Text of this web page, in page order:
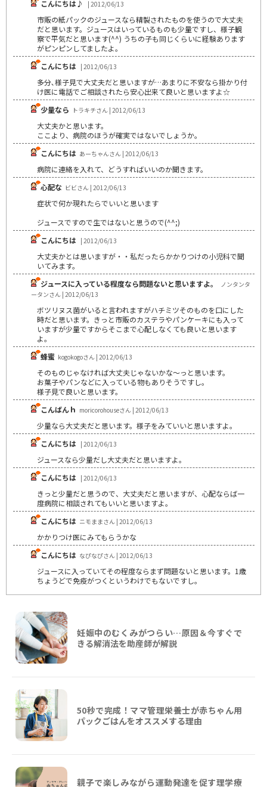
こんにちは♪ | 2012/06/13
市販の紙パックのジュースなら精製されたものを使うので大丈夫
だと思います。ジュースはいっているものも少量ですし、様子観
察で平気だと思います(^^) うちの子も同じくらいに経験あります
がピンピンしてましたよ。
こんにちは | 2012/06/13
多分､様子見で大丈夫だと思いますが…あまりに不安なら掛かり付
け医に電話でご相談されたら安心出来て良いと思いますよ☆
少量なら トラキチさん | 2012/06/13
大丈夫かと思います。
ここより、病院のほうが確実ではないでしょうか。
こんにちは あーちゃんさん | 2012/06/13
病院に連絡を入れて、どうすればいいのか聞きます。
心配な ビビさん | 2012/06/13
症状で何か現れたらでいいと思います
ジュースですので生ではないと思うので(^^;)
こんにちは | 2012/06/13
大丈夫かとは思いますが・・私だったらかかりつけの小児科で聞
いてみます。
ジュースに入っている程度なら問題ないと思いますよ。
ノンタンタ
ータンさん | 2012/06/13
ボツリヌス菌がいると言われますがハチミツそのものを口にした
時だと思います。きっと市販のカステラやパンケーキにも入って
いますが少量ですからそこまで心配しなくても良いと思います
よ。
蜂蜜 kogokogoさん | 2012/06/13
そのものじゃなければ大丈夫じゃないかな～っと思います。
お菓子やパンなどに入っている物もありそうですし。
様子見で良いと思います。
こんばんｈ moricorohouseさん | 2012/06/13
少量なら大丈夫だと思います。様子をみていいと思いますよ。
こんにちは | 2012/06/13
ジュースなら少量だし大丈夫だと思いますよ。
こんにちは | 2012/06/13
きっと少量だと思うので、大丈夫だと思いますが、心配ならば一
度病院に相談されてもいいと思いますよ。
こんにちは ニモままさん | 2012/06/13
かかりつけ医にみてもらうかな
こんにちは なぴなぴさん | 2012/06/13
ジュースに入っていてその程度ならまず問題ないと思います。1歳
ちょうどで免疫がつくというわけでもないですし。
妊娠中のむくみがつらい…原因＆今すぐで
きる解消法を助産師が解説
50秒で完成！ママ管理栄養士が赤ちゃん用
パックごはんをオススメする理由
親子で楽しみながら運動発達を促す理学療